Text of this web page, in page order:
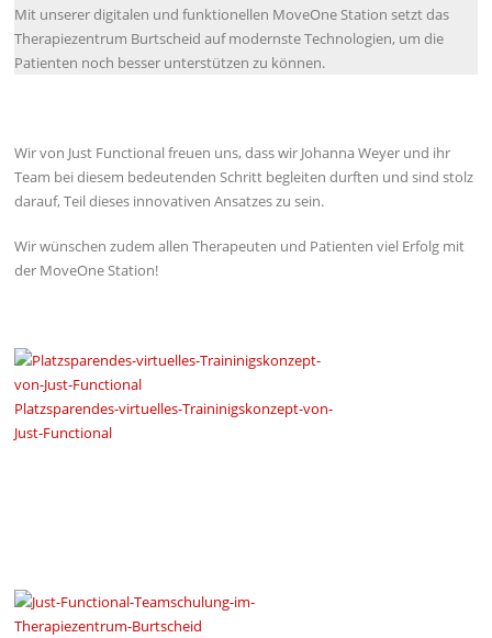
Mit unserer digitalen und funktionellen MoveOne Station setzt das
Therapiezentrum Burtscheid auf modernste Technologien, um die
Patienten noch besser unterstützen zu können.
Wir von Just Functional freuen uns, dass wir Johanna Weyer und ihr
Team bei diesem bedeutenden Schritt begleiten durften und sind stolz
darauf, Teil dieses innovativen Ansatzes zu sein.
Wir wünschen zudem allen Therapeuten und Patienten viel Erfolg mit
der MoveOne Station!
Platzsparendes-virtuelles-Traininigskonzept-von-
Just-Functional